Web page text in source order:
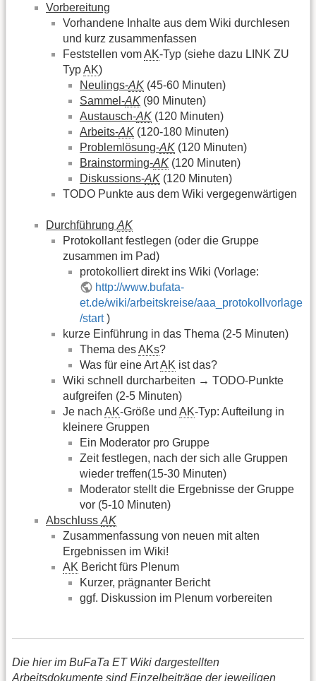
Vorbereitung
Vorhandene Inhalte aus dem Wiki durchlesen
und kurz zusammenfassen
Feststellen vomAK-Typ (siehe dazu LINK ZU
TypAK)
Neulings-AK (45-60 Minuten)
Sammel-AK (90 Minuten)
Austausch-AK (120 Minuten)
Arbeits-AK (120-180 Minuten)
Problemlösung-AK (120 Minuten)
Brainstorming-AK (120 Minuten)
Diskussions-AK (120 Minuten)
TODO Punkte aus dem Wiki vergegenwärtigen
Durchführung AK
Protokollant festlegen (oder die Gruppe
zusammen im Pad)
protokolliert direkt ins Wiki (Vorlage:
http://www.bufata-
et.de/wiki/arbeitskreise/aaa_protokollvorlage
/start)
kurze Einführung in das Thema (2-5 Minuten)
Thema desAKs?
Was für eine ArtAK ist das?
Wiki schnell durcharbeiten → TODO-Punkte
aufgreifen (2-5 Minuten)
Je nach AK-Größe und AK-Typ: Aufteilung in
kleinere Gruppen
Ein Moderator pro Gruppe
Zeit festlegen, nach der sich alle Gruppen
wieder treffen(15-30 Minuten)
Moderator stellt die Ergebnisse der Gruppe
vor (5-10 Minuten)
Abschluss AK
Zusammenfassung von neuen mit alten
Ergebnissen im Wiki!
AK Bericht fürs Plenum
Kurzer, prägnanter Bericht
ggf. Diskussion im Plenum vorbereiten
Die hier im BuFaTa ET Wiki dargestellten
Arbeitsdokumente sind Einzelbeiträge der jeweiligen